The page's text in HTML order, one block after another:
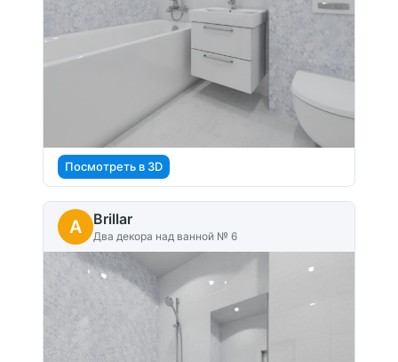
Посмотреть в 3D
A Brillar
Два декора над ванной № 6